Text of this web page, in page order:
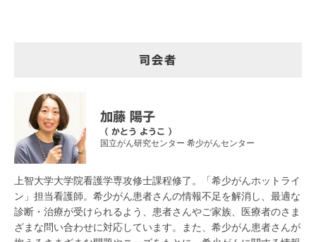
司会者
加藤 陽子
（ かとう ようこ ）
国立がん研究センター 希少がんセンター
上智大学大学院看護学専攻修士課程修了。「希少がんホットライ
ン」担当看護師。希少がん患者さんの情報不足を解消し、最適な
診断・治療が受けられるよう、患者さんやご家族、医療者のさま
ざまな問い合わせに対応しています。また、希少がん患者さんが